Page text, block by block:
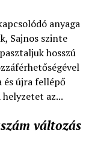
anyaga
Sajnos szinte
hosszú
és újra fellépő
helyzetet az...
változás